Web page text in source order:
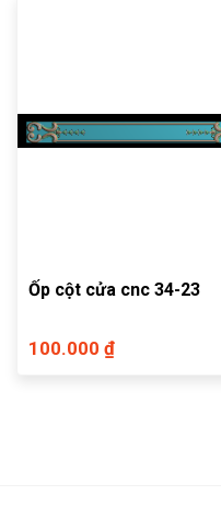
Ốp cột cửa cnc 34-23
100.000 ₫